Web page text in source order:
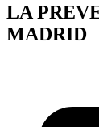
LA
MADRID